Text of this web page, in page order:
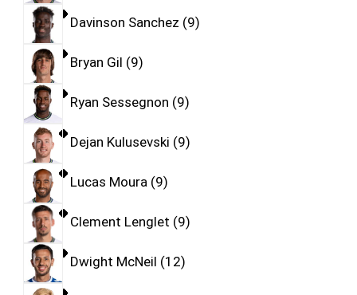
Davinson Sanchez 9
Bryan Gil 9
Ryan Sessegnon 9
Dejan Kulusevski 9
Lucas Moura 9
Clement Lenglet 9
Dwight McNeil 12